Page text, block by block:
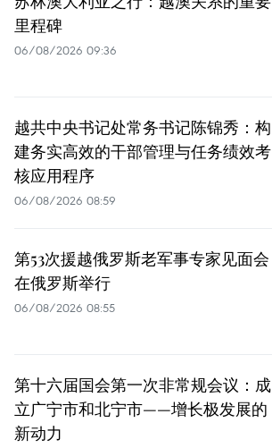
里程碑
06/08/2026 09:36
越共中央书记处常务书记陈锦秀：构
建务实高效的干部管理与任务绩效考
核应用程序
06/08/2026 08:59
第53次援越俄罗斯老军事专家见面会
在俄罗斯举行
06/08/2026 08:55
第十六届国会第一次非常规会议：成
立广宁市和北宁市——增长极发展的
新动力